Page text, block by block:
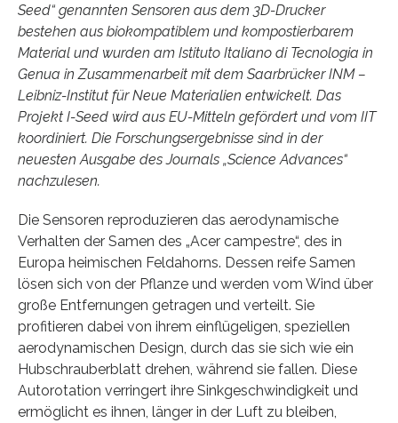
Seed“ genannten Sensoren aus dem 3D-Drucker
bestehen aus biokompatiblem und kompostierbarem
Material und wurden am Istituto Italiano di Tecnologia in
Genua in Zusammenarbeit mit dem Saarbrücker INM –
Leibniz-Institut für Neue Materialien entwickelt. Das
Projekt I-Seed wird aus EU-Mitteln gefördert und vom IIT
koordiniert. Die Forschungsergebnisse sind in der
neuesten Ausgabe des Journals „Science Advances“
nachzulesen.
Die Sensoren reproduzieren das aerodynamische
Verhalten der Samen des „Acer campestre“, des in
Europa heimischen Feldahorns. Dessen reife Samen
lösen sich von der Pflanze und werden vom Wind über
große Entfernungen getragen und verteilt. Sie
profitieren dabei von ihrem einflügeligen, speziellen
aerodynamischen Design, durch das sie sich wie ein
Hubschrauberblatt drehen, während sie fallen. Diese
Autorotation verringert ihre Sinkgeschwindigkeit und
ermöglicht es ihnen, länger in der Luft zu bleiben,